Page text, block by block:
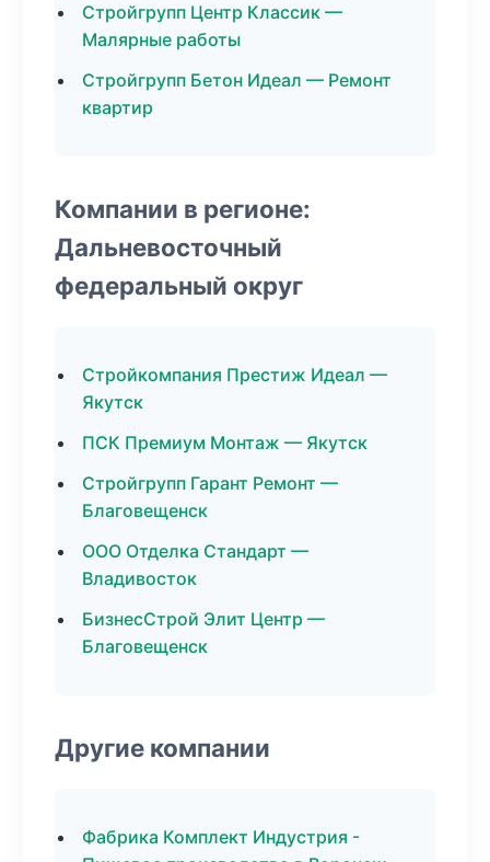
Стройгрупп Центр Классик —
Малярные работы
Стройгрупп Бетон Идеал — Ремонт
квартир
Компании в регионе:
Дальневосточный
федеральный округ
Стройкомпания Престиж Идеал —
Якутск
ПСК Премиум Монтаж — Якутск
Стройгрупп Гарант Ремонт —
Благовещенск
ООО Отделка Стандарт —
Владивосток
БизнесСтрой Элит Центр —
Благовещенск
Другие компании
Фабрика Комплект Индустрия -